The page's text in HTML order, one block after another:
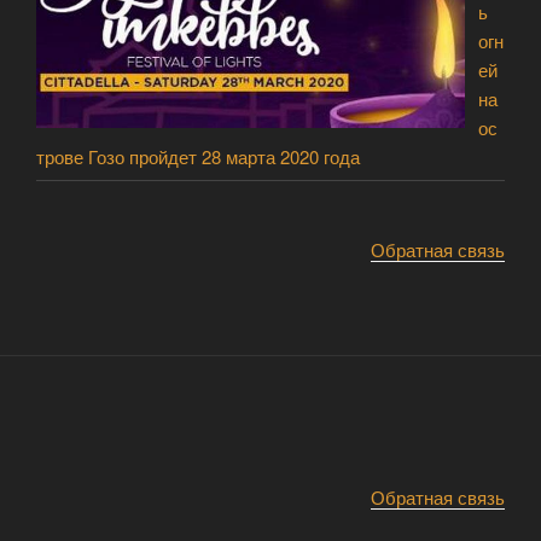
ь
огн
ей
на
ос
трове Гозо пройдет 28 марта 2020 года
Обратная связь
Обратная связь